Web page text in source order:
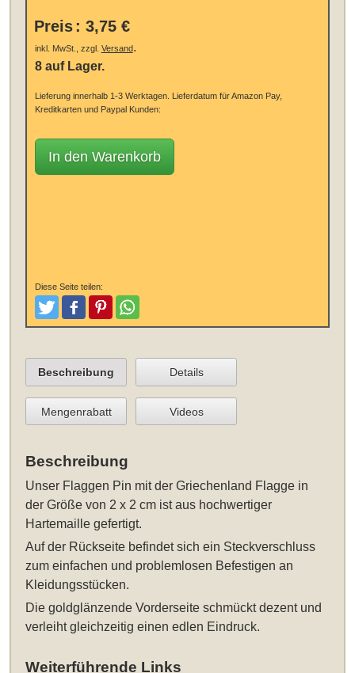
Preis : 3,75 €
inkl. MwSt., zzgl. Versand.
8 auf Lager.
Lieferung innerhalb 1-3 Werktagen. Lieferdatum für Amazon Pay,
Kreditkarten und Paypal Kunden:
In den Warenkorb
Diese Seite teilen:
TweetenPostenPinterestTeilen
Beschreibung Details
Mengenrabatt Videos
Beschreibung
Unser Flaggen Pin mit der Griechenland Flagge in
der Größe von 2 x 2 cm ist aus hochwertiger
Hartemaille gefertigt.
Auf der Rückseite befindet sich ein Steckverschluss
zum einfachen und problemlosen Befestigen an
Kleidungsstücken.
Die goldglänzende Vorderseite schmückt dezent und
verleiht gleichzeitig einen edlen Eindruck.
Weiterführende Links